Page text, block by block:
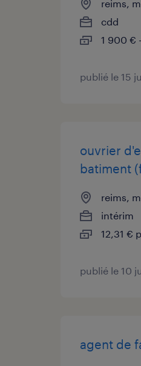
reims,
cdd
1 900 €
publié le 15
ouvrier
batiment
reims,
intérim
12,31 €
publié le 10
agent de